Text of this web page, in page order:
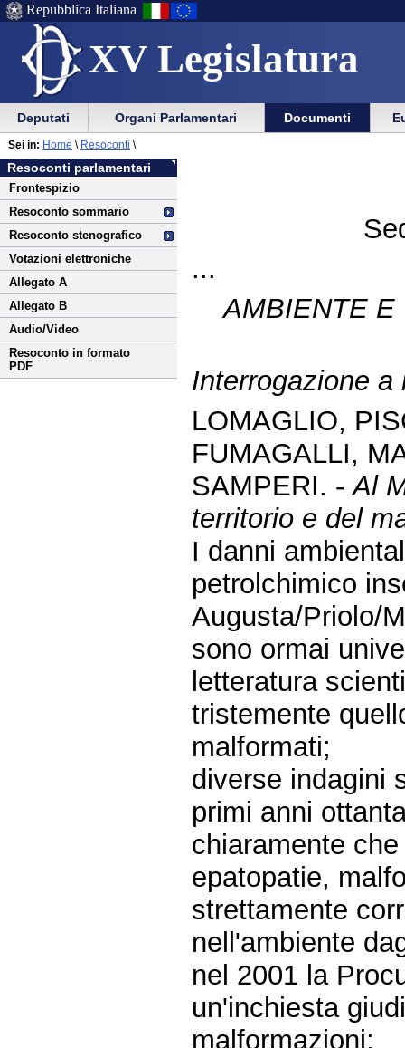
XV Legislatura
Menu
di
ausilio
alla
navigazione
Vai
Menu
di
navigazione
principale
Repubblica Italiana
Menu
di
navigazione
principale
Vai
menu
di
sezione
Deputati Organi Parlamentari Documenti
Vai
al
contenuto
Resoconti parlamentari
Frontespizio
Resoconto sommario
Resoconto stenografico
Votazioni elettroniche
Allegato A
Allegato B
Audio/Video
Resoconto in formato
PDF
Sei in: Home \ Resoconti \
...
AMBIENTE E
Interrogazione
LOMAGLIO,
FUMAGALLI,
SAMPERI. -Al
territorio e del
I danni
petrolchimico
Augusta/Priolo/
sono ormai
letteratura
tristemente
malformati;
diverse indagini
primi anni
chiaramente
epatopatie,
strettamente
nell'ambiente
nel 2001 la
un'inchiesta
malformazioni;